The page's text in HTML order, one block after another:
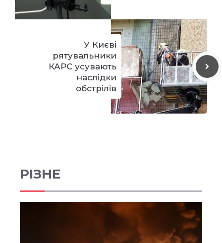
У Києві
рятувальники
КАРС усувають
наслідки
обстрілів
РІЗНЕ